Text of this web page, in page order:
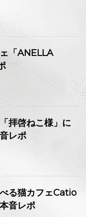
「ANELLA
拝啓ねこ様」に
レポ
る猫カフェCatio
音レポ